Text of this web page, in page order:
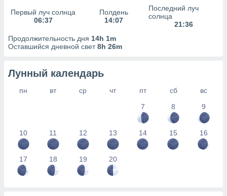
Первый луч солнца
06:37
Полдень
14:07
Последний луч
солнца
21:36
Продолжительность дня 14h 1m
Оставшийся дневной свет8h 26m
Лунный календарь
пн вт ср чт пт сб
вс
7
8 9
10 11 12 13 14 15 16
17 18 19 20